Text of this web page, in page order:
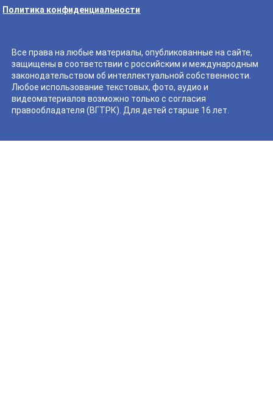
Политика конфиденциальности
Все права на любые материалы, опубликованные на сайте,
защищены в соответствии с российским и международным
законодательством об интеллектуальной собственности.
Любое использование текстовых, фото, аудио и
видеоматериалов возможно только с согласия
правообладателя (ВГТРК). Для детей старше 16 лет.